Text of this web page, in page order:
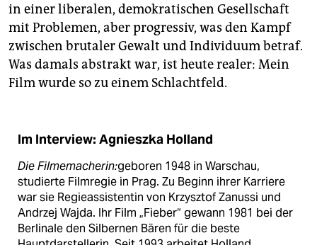
in einer liberalen, demokratischen Gesellschaft
mit Problemen, aber progressiv, was den Kampf
zwischen brutaler Gewalt und Individuum betraf.
Was damals abstrakt war, ist heute realer: Mein
Film wurde so zu einem Schlachtfeld.
Im Interview: Agnieszka Holland
Die Filmemacherin:geboren 1948 in Warschau,
studierte Filmregie in Prag. Zu Beginn ihrer Karriere
war sie Regie­assistentin von Krzysztof Zanussi und
Andrzej Wajda. Ihr Film „Fieber“ gewann 1981 bei der
Berlinale den Silbernen Bären für die beste